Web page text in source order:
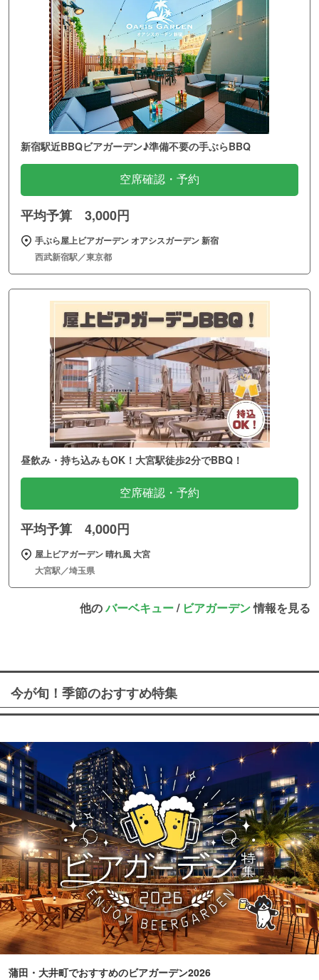
新宿駅近BBQビアガーデン♪準備不要の手ぶらBBQ
空席確認・予約
平均予算 3,000円
手ぶら屋上ビアガーデン オアシスガーデン 新宿
西武新宿駅／東京都
昼飲み・持ち込みもOK！大宮駅徒歩2分でBBQ！
空席確認・予約
平均予算 4,000円
屋上ビアガーデン 晴れ風 大宮
大宮駅／埼玉県
他のバーベキュー/ ビアガーデン情報を見る
今が旬！季節のおすすめ特集
蒲田・大井町でおすすめのビアガーデン2026